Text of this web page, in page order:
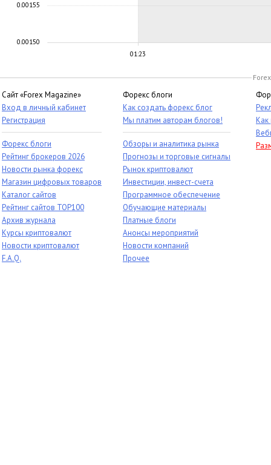
01:23
0.00150
0.00155
Сайт «Forex Magazine»
Вход в личный кабинет
Регистрация
Форекс блоги
Рейтинг брокеров 2026
Новости рынка форекс
Магазин цифровых товаров
Каталог сайтов
Рейтинг сайтов TOP100
Архив журнала
Курсы криптовалют
Новости криптовалют
F.A.Q.
Форекс блоги
Как создать форекс блог
Мы платим авторам блогов!
Обзоры и аналитика рынка
Прогнозы и торговые сигналы
Рынок криптовалют
Инвестиции, инвест-счета
Программное обеспечение
Обучающие материалы
Платные блоги
Анонсы мероприятий
Новости компаний
Прочее
Как